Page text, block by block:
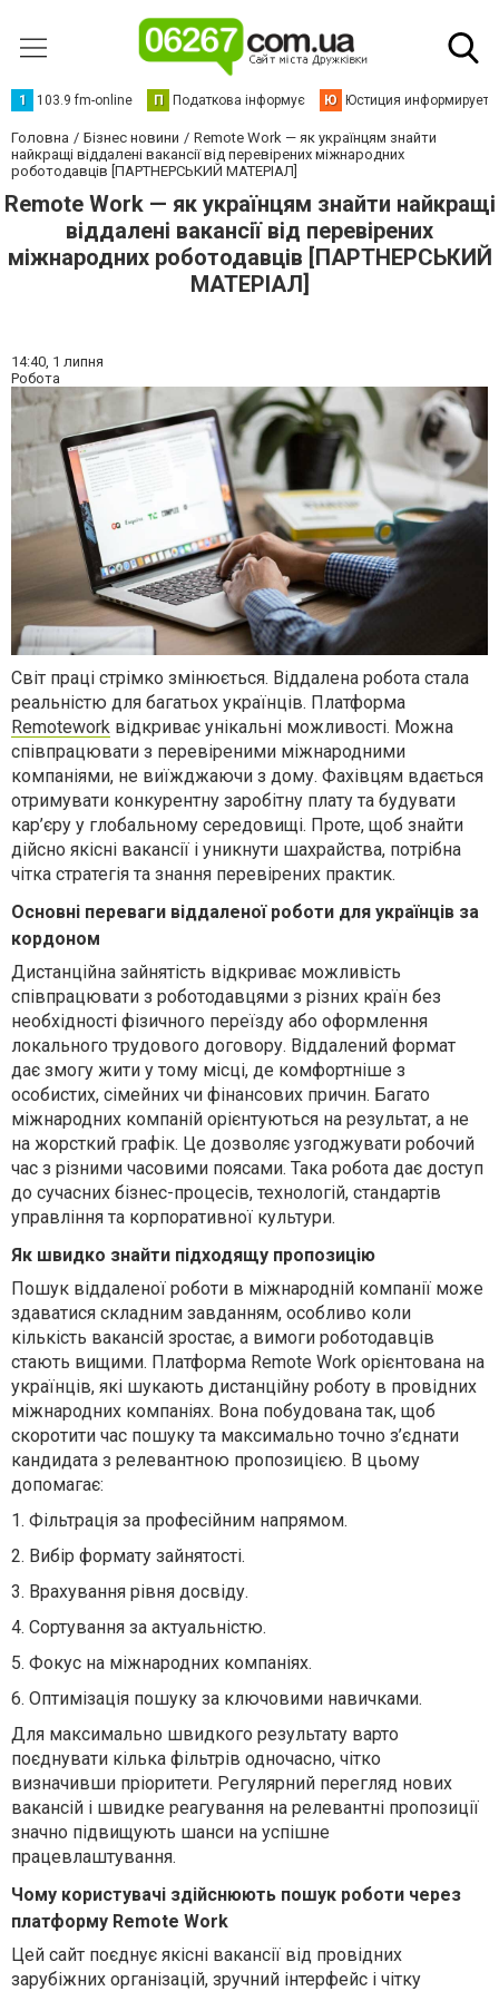
1 103.9 fm-online П Податкова інформує Ю Юстиция информирует
Головна Бізнес новини
Remote Work — як українцям знайти
найкращі віддалені вакансії від перевірених міжнародних
роботодавців [ПАРТНЕРСЬКИЙ МАТЕРІАЛ]
Remote Work — як українцям знайти найкращі
віддалені вакансії від перевірених
міжнародних роботодавців [ПАРТНЕРСЬКИЙ
МАТЕРІАЛ]
14:40, 1 липня
Робота
Світ праці стрімко змінюється. Віддалена робота стала
реальністю для багатьох українців. Платформа
Remotework відкриває унікальні можливості. Можна
співпрацювати з перевіреними міжнародними
компаніями, не виїжджаючи з дому. Фахівцям вдається
отримувати конкурентну заробітну плату та будувати
кар’єру у глобальному середовищі. Проте, щоб знайти
дійсно якісні вакансії і уникнути шахрайства, потрібна
чітка стратегія та знання перевірених практик.
Основні переваги віддаленої роботи для українців за
кордоном
Дистанційна зайнятість відкриває можливість
співпрацювати з роботодавцями з різних країн без
необхідності фізичного переїзду або оформлення
локального трудового договору. Віддалений формат
дає змогу жити у тому місці, де комфортніше з
особистих, сімейних чи фінансових причин. Багато
міжнародних компаній орієнтуються на результат, а не
на жорсткий графік. Це дозволяє узгоджувати робочий
час з різними часовими поясами. Така робота дає доступ
до сучасних бізнес-процесів, технологій, стандартів
управління та корпоративної культури.
Як швидко знайти підходящу пропозицію
Пошук віддаленої роботи в міжнародній компанії може
здаватися складним завданням, особливо коли
кількість вакансій зростає, а вимоги роботодавців
стають вищими. Платформа Remote Work орієнтована на
українців, які шукають дистанційну роботу в провідних
міжнародних компаніях. Вона побудована так, щоб
скоротити час пошуку та максимально точно з’єднати
кандидата з релевантною пропозицією. В цьому
допомагає:
1. Фільтрація за професійним напрямом.
2. Вибір формату зайнятості.
3. Врахування рівня досвіду.
4. Сортування за актуальністю.
5. Фокус на міжнародних компаніях.
6. Оптимізація пошуку за ключовими навичками.
Для максимально швидкого результату варто
поєднувати кілька фільтрів одночасно, чітко
визначивши пріоритети. Регулярний перегляд нових
вакансій і швидке реагування на релевантні пропозиції
значно підвищують шанси на успішне
працевлаштування.
Чому користувачі здійснюють пошук роботи через
платформу Remote Work
Цей сайт поєднує якісні вакансії від провідних
зарубіжних організацій, зручний інтерфейс і чітку